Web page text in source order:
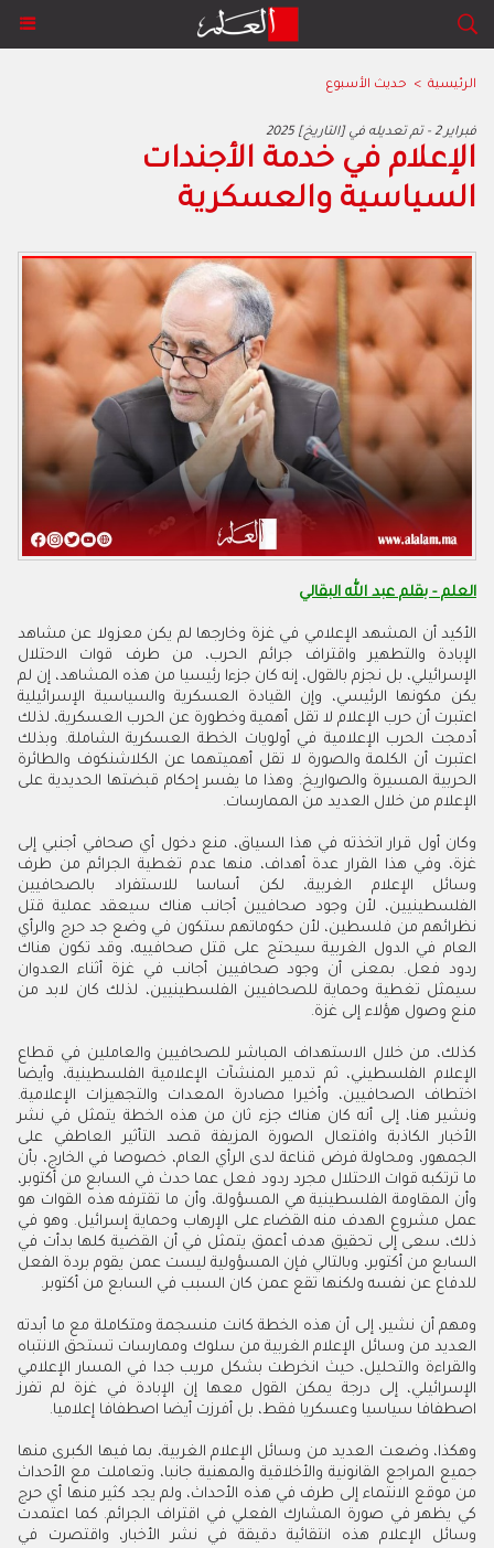
الرئيسية > حديث الأسبوع
2025 فبراير 2 - تم تعديله في [التاريخ]
الإعلام في خدمة الأجندات
السياسية والعسكرية
العلم - بقلم عبد الله البقالي
الأكيد أن المشهد الإعلامي في غزة وخارجها لم يكن معزولا عن مشاهد
الإبادة والتطهير واقتراف جرائم الحرب، من طرف قوات الاحتلال
الإسرائيلي، بل نجزم بالقول، إنه كان جزءا رئيسيا من هذه المشاهد، إن لم
يكن مكونها الرئيسي، وإن القيادة العسكرية والسياسية الإسرائيلية
اعتبرت أن حرب الإعلام لا تقل أهمية وخطورة عن الحرب العسكرية، لذلك
أدمجت الحرب الإعلامية في أولويات الخطة العسكرية الشاملة. وبذلك
اعتبرت أن الكلمة والصورة لا تقل أهميتهما عن الكلاشنكوف والطائرة
الحربية المسيرة والصواريخ. وهذا ما يفسر إحكام قبضتها الحديدية على
الإعلام من خلال العديد من الممارسات.
وكان أول قرار اتخذته في هذا السياق، منع دخول أي صحافي أجنبي إلى
غزة، وفي هذا القرار عدة أهداف، منها عدم تغطية الجرائم من طرف
وسائل الإعلام الغربية، لكن أساسا للاستفراد بالصحافيين
الفلسطينيين، لأن وجود صحافيين أجانب هناك سيعقد عملية قتل
نظرائهم من فلسطين، لأن حكوماتهم ستكون في وضع جد حرج والرأي
العام في الدول الغربية سيحتج على قتل صحافييه، وقد تكون هناك
ردود فعل. بمعنى أن وجود صحافيين أجانب في غزة أثناء العدوان
سيمثل تغطية وحماية للصحافيين الفلسطينيين، لذلك كان لابد من
منع وصول هؤلاء إلى غزة.
كذلك، من خلال الاستهداف المباشر للصحافيين والعاملين في قطاع
الإعلام الفلسطيني، ثم تدمير المنشآت الإعلامية الفلسطينية، وأيضا
اختطاف الصحافيين، وأخيرا مصادرة المعدات والتجهيزات الإعلامية.
ونشير هنا، إلى أنه كان هناك جزء ثان من هذه الخطة يتمثل في نشر
الأخبار الكاذبة وافتعال الصورة المزيفة قصد التأثير العاطفي على
الجمهور، ومحاولة فرض قناعة لدى الرأي العام، خصوصا في الخارج، بأن
ما ترتكبه قوات الاحتلال مجرد ردود فعل عما حدث في السابع من أكتوبر،
وأن المقاومة الفلسطينية هي المسؤولة، وأن ما تقترفه هذه القوات هو
عمل مشروع الهدف منه القضاء على الإرهاب وحماية إسرائيل. وهو في
ذلك، سعى إلى تحقيق هدف أعمق يتمثل في أن القضية كلها بدأت في
السابع من أكتوبر، وبالتالي فإن المسؤولية ليست عمن يقوم بردة الفعل
للدفاع عن نفسه ولكنها تقع عمن كان السبب في السابع من أكتوبر.
ومهم أن نشير، إلى أن هذه الخطة كانت منسجمة ومتكاملة مع ما أبدته
العديد من وسائل الإعلام الغربية من سلوك وممارسات تستحق الانتباه
والقراءة والتحليل، حيث انخرطت بشكل مريب جدا في المسار الإعلامي
الإسرائيلي، إلى درجة يمكن القول معها إن الإبادة في غزة لم تفرز
اصطفافا سياسيا وعسكريا فقط، بل أفرزت أيضا اصطفافا إعلاميا.
وهكذا، وضعت العديد من وسائل الإعلام الغربية، بما فيها الكبرى منها
جميع المراجع القانونية والأخلاقية والمهنية جانبا، وتعاملت مع الأحداث
من موقع الانتماء إلى طرف في هذه الأحداث، ولم يجد كثير منها أي حرج
كي يظهر في صورة المشارك الفعلي في اقتراف الجرائم. كما اعتمدت
وسائل الإعلام هذه انتقائية دقيقة في نشر الأخبار، واقتصرت في